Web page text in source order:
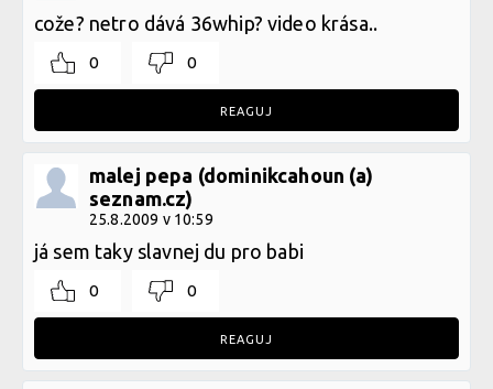
cože? netro dává 36whip? video krása..
0 0
REAGUJ
malej pepa (dominikcahoun (a)
seznam.cz)
25.8.2009 v 10:59
já sem taky slavnej du pro babi
0 0
REAGUJ